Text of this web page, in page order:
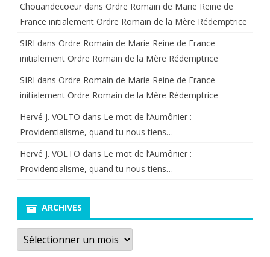
Chouandecoeur dans Ordre Romain de Marie Reine de
France initialement Ordre Romain de la Mère Rédemptrice
SIRI dans Ordre Romain de Marie Reine de France
initialement Ordre Romain de la Mère Rédemptrice
SIRI dans Ordre Romain de Marie Reine de France
initialement Ordre Romain de la Mère Rédemptrice
Hervé J. VOLTO dans Le mot de l’Aumônier :
Providentialisme, quand tu nous tiens…
Hervé J. VOLTO dans Le mot de l’Aumônier :
Providentialisme, quand tu nous tiens…
ARCHIVES
Archives